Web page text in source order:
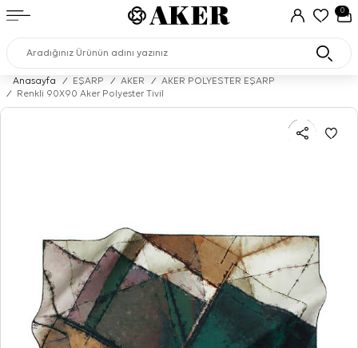
0
Anasayfa / EŞARP / AKER /
AKER POLYESTER EŞARP
/
Renkli 90X90 Aker Polyester Tivil